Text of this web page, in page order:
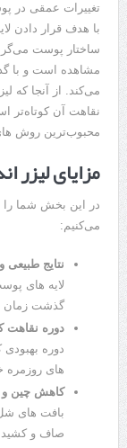
تغییرات عمقی در
با هدف قرار دادن
ساختار پوست
مشاهده است و با
می‌کند. از آنجا که
نقاهت آن کوتاه‌تر
محبوب‌ترین روش
مزایای لیزر
در این بخش شما را
می‌کنیم:
نتایج طبیعی
لایه ‌های
گذشت زمان
دوره نقاهت
دوره بهبودی
‌های روزمره
کاهش چین
بافت ‌های
صاف و